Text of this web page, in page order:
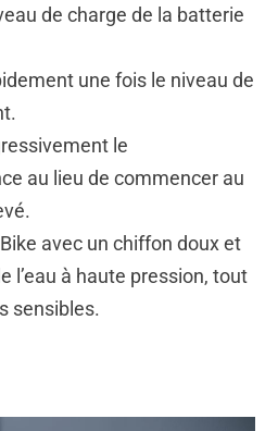
de charge de la batterie
une fois le niveau de
t le
au lieu de commencer au
ke avec un chiffon doux et
l’eau à haute pression, tout
sensibles.